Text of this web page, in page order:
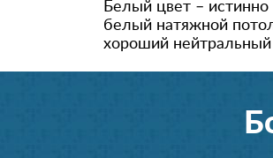
Белый цвет – истинно
белый натяжной
хороший